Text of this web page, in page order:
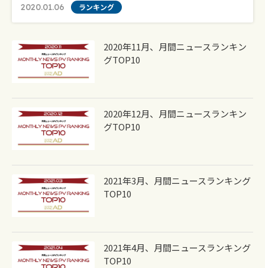
2020.01.06 ランキング
2020年11月、月間ニュースランキン
グTOP10
2020年12月、月間ニュースランキン
グTOP10
2021年3月、月間ニュースランキング
TOP10
2021年4月、月間ニュースランキング
TOP10